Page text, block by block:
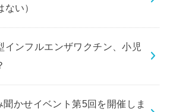
い）
インフルエンザワクチン、小児
かせイベント第5回を開催しま